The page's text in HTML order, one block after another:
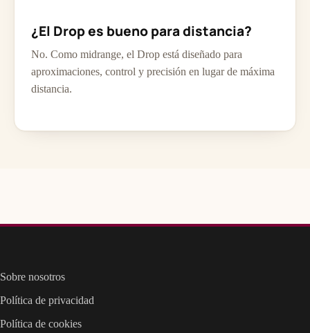
¿El Drop es bueno para distancia?
No. Como midrange, el Drop está diseñado para
aproximaciones, control y precisión en lugar de máxima
distancia.
Sobre nosotros
Política de privacidad
Política de cookies